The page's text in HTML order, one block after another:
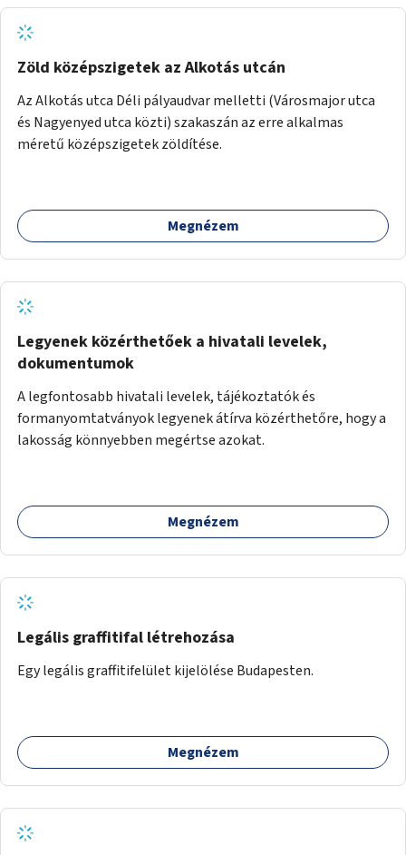
Zöld középszigetek az Alkotás utcán
Az Alkotás utca Déli pályaudvar melletti (Városmajor utca
és Nagyenyed utca közti) szakaszán az erre alkalmas
méretű középszigetek zöldítése.
Megnézem
Legyenek közérthetőek a hivatali levelek,
dokumentumok
A legfontosabb hivatali levelek, tájékoztatók és
formanyomtatványok legyenek átírva közérthetőre, hogy a
lakosság könnyebben megértse azokat.
Megnézem
Legális graffitifal létrehozása
Egy legális graffitifelület kijelölése Budapesten.
Megnézem